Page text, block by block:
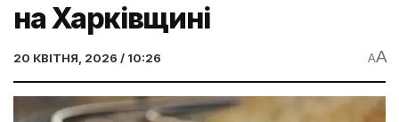
на Харківщині
20 КВІТНЯ, 2026 / 10:26 AA